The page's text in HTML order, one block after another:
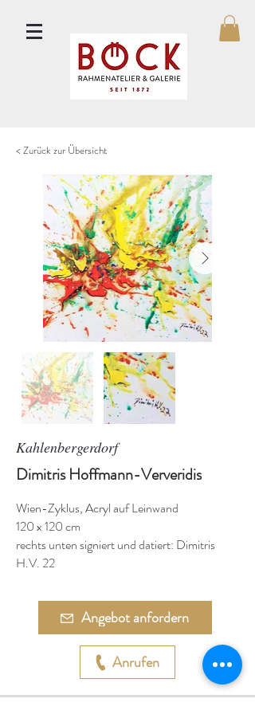
< Zurück zur Übersicht
Kahlenbergerdorf
Dimitris Hoffmann-Ververidis
Wien-Zyklus, Acryl auf Leinwand
120 x 120 cm
rechts unten signiert und datiert: Dimitris
H.V. 22
Angebot anfordern
Anrufen